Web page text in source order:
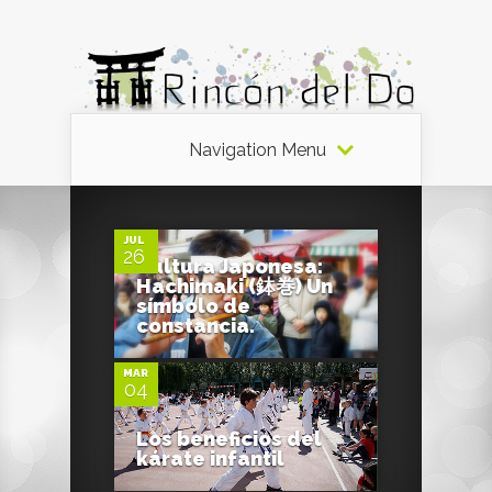
Navigation Menu
JUL
26Cultura Japonesa:
Hachimaki (鉢巻) Un
símbolo de
constancia.
MAR
04
2
Los beneficios del
kárate infantil